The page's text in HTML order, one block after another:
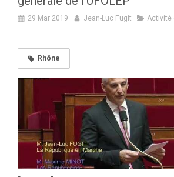
29 Mar 2019 Jean-Luc Fugit Activité
Rhône